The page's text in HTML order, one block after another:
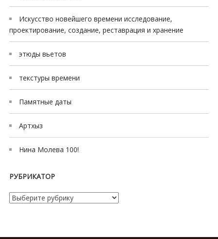
Искусство новейшего времени исследование,
проектирование, создание, реставрация и хранение
этюды вьетов
текстуры времени
Памятные даты
Артхыз
Нина Молева 100!
РУБРИКАТОР
Рубрикатор